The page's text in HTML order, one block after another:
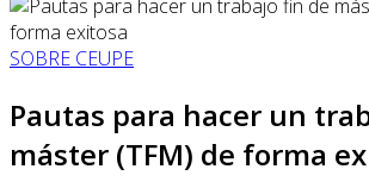
SOBRE CEUPE
Pautas para hacer un
máster (TFM) de forma